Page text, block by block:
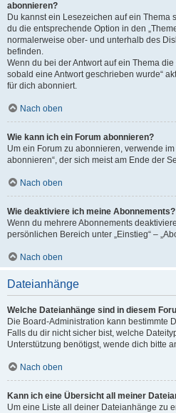
abonnieren?
Du kannst ein Lesezeichen auf ein Thema
du die entsprechende Option in den
normalerweise ober- und unterhalb des
befinden.
Wenn du bei der Antwort auf ein Thema
sobald eine Antwort geschrieben wurde“
für dich abonniert.
Nach oben
Wie kann ich ein Forum abonnieren?
Um ein Forum zu abonnieren, verwende
abonnieren“, der sich meist am Ende der
Nach oben
Wie deaktiviere ich meine Abonnements?
Wenn du mehrere Abonnements
persönlichen Bereich unter „Einstieg“ –
Nach oben
Dateianhänge
Welche Dateianhänge sind in diesem
Die Board-Administration kann bestimmte
Falls du dir nicht sicher bist, welche
Unterstützung benötigst, wende dich bitte
Nach oben
Kann ich eine Übersicht all meiner
Um eine Liste all deiner Dateianhänge zu